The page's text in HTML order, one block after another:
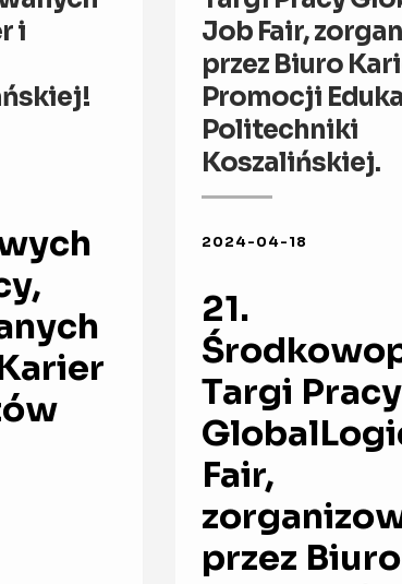
i
Job Fair,
przez Biuro
Promocji
Politechniki
Koszalińskiej.
2024-04-18
21.
Targi Pracy
Fair,
przez